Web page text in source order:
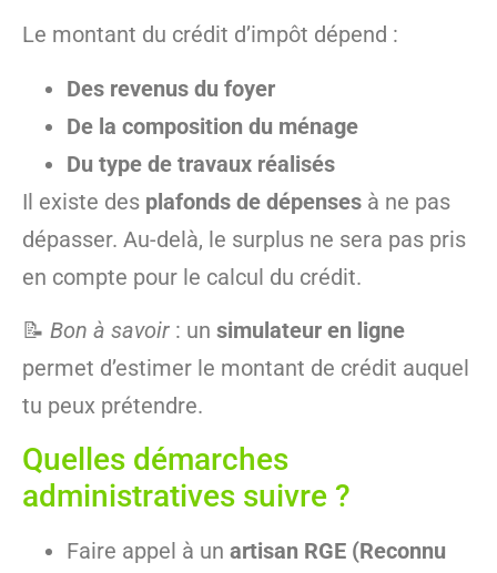
Le montant du crédit d’impôt dépend :
Des revenus du foyer
De la composition du ménage
Du type de travaux réalisés
Il existe des plafonds de dépenses à ne pas
dépasser. Au-delà, le surplus ne sera pas pris
en compte pour le calcul du crédit.
📝 Bon à savoir : un simulateur en ligne
permet d’estimer le montant de crédit auquel
tu peux prétendre.
Quelles démarches
administratives suivre ?
Faire appel à un artisan RGE (Reconnu